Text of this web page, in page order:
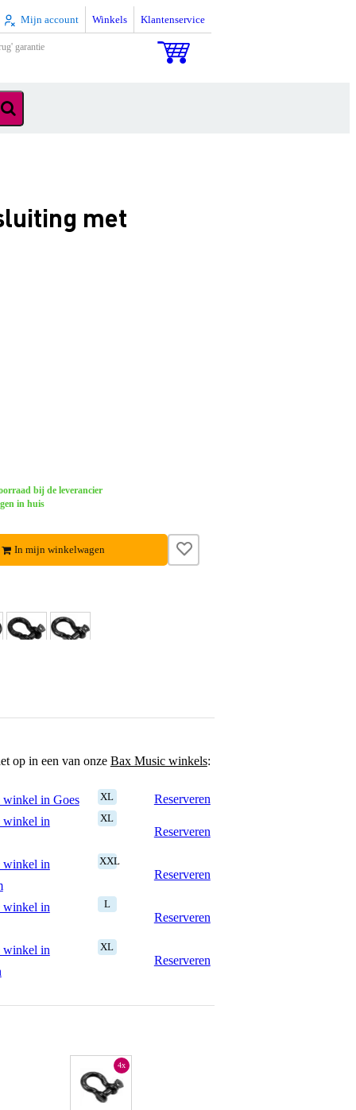
Mijn account Winkels Klantenservice
garantie
met
bij de leverancier
in huis
In mijn winkelwagen
op in een van onze Bax Music winkels:
in Goes XL
Reserveren
winkel in
XL
Reserveren
winkel in
XXL
Reserveren
winkel in
L
Reserveren
winkel in
XL
Reserveren
4x